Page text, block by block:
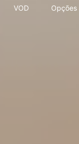
VOD Opções